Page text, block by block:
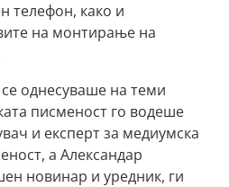
телефон, како и
на монтирање на
однесуваше на теми
писменост го водеше
и експерт за медиумска
а Александар
новинар и уредник, ги